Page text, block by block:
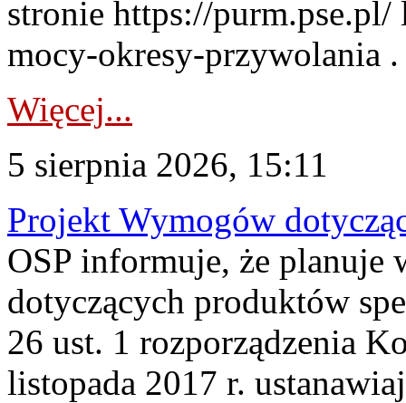
stronie https://
mocy-okresy-przywolania
Więcej...
5 sierpnia 2026, 15:11
Projekt Wymogów
OSP informuje, że planuje
dotyczących produktów
26 ust. 1 rozporządzenia
listopada 2017 r.